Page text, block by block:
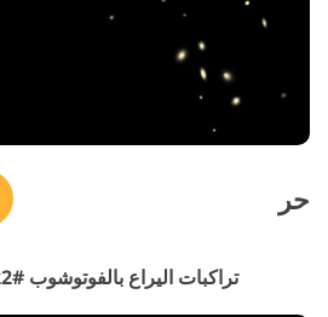
حر
تراكبات اليراع بالفوتوشوب #22 "Shared Destinies"